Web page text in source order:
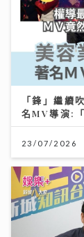
「鋒」繼續
名MV導演:
23/07/2026